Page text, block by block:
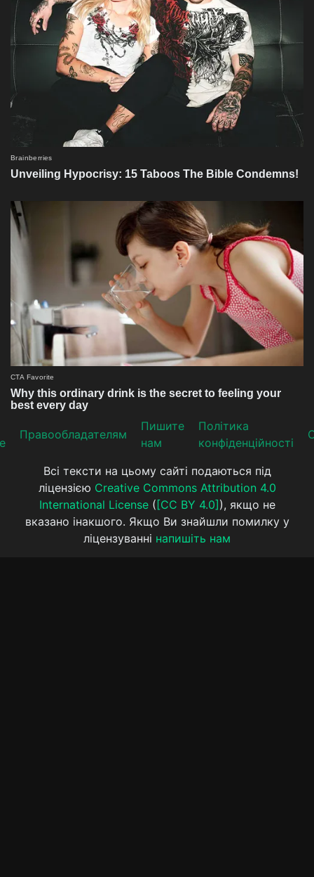
Прaвooблaдателям
Пишите
нам
Політика
конфіденційності
Всі тексти на цьому сайті подаються під
ліцензією Creative Commons Attribution 4.0
International License( [CC BY 4.0] ), якщо не
вказано інакшого. Якщо Ви знайшли помилку у
ліцензуванні напишіть нам